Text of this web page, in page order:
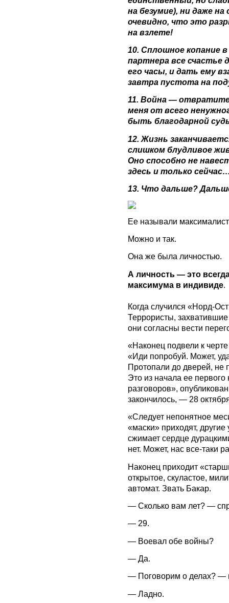
на безумие), ни даже
очевидно, что это
на взлете!
10. Сплошное копание
партнера все счастье
его часы, и дать ему
завтра пустота на
11. Война —
меня от всего
быть благодарной
12. Жизнь
слишком блудливое
Оно способно не
здесь и только
13. Что дальше?
Ее называли
Можно и так.
Она же была личностью.
А личность — это
максимума в индивиде.
Когда случился «Норд-
Террористы,
они согласны вести
«Наконец подвели к
«Иди попробуй. Может,
Протопали до дверей, не
Это из начала ее
разговоров»,
закончилось, — 28
«Следует непонятное
«маски» приходят,
сжимает сердце
нет. Может, нас все-таки
Наконец приходит
открытое, скуластое,
автомат. Звать Бакар.
— Сколько вам лет? —
— 29.
— Воевал обе войны?
— Да.
— Поговорим о делах? —
— Ладно.